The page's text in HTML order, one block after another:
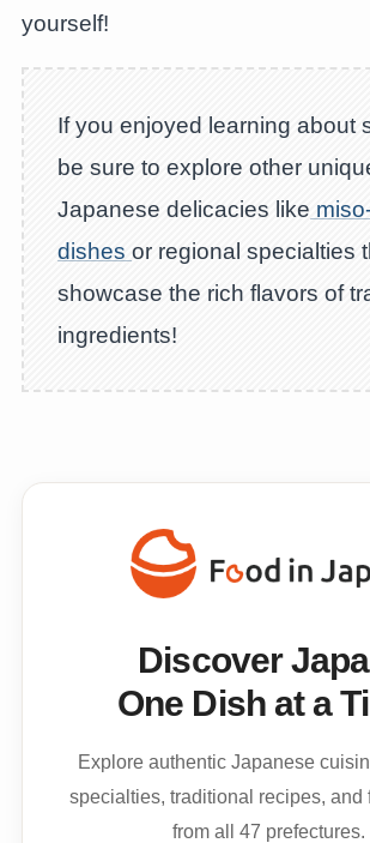
yourself!
If you enjoyed learning about
be sure to explore other
Japanese delicacies like
dishesor regional specialties
showcase the rich flavors of
ingredients!
Discover
One Dish at a
Explore authentic Japanese
specialties, traditional recipes, and
from all 47 prefectures.